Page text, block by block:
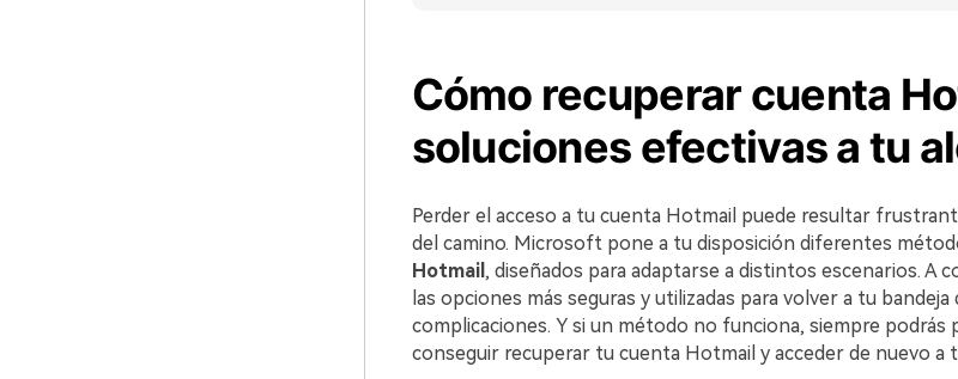
Cómo recuperar cuenta
soluciones efectivas a tu
Perder el acceso a tu cuenta Hotmail puede resultar
del camino. Microsoft pone a tu disposición diferentes
Hotmail , diseñados para adaptarse a distintos escenarios. A
las opciones más seguras y utilizadas para volver a tu bandeja
complicaciones. Y si un método no funciona, siempre
conseguir recuperar tu cuenta Hotmail y acceder de nuevo a